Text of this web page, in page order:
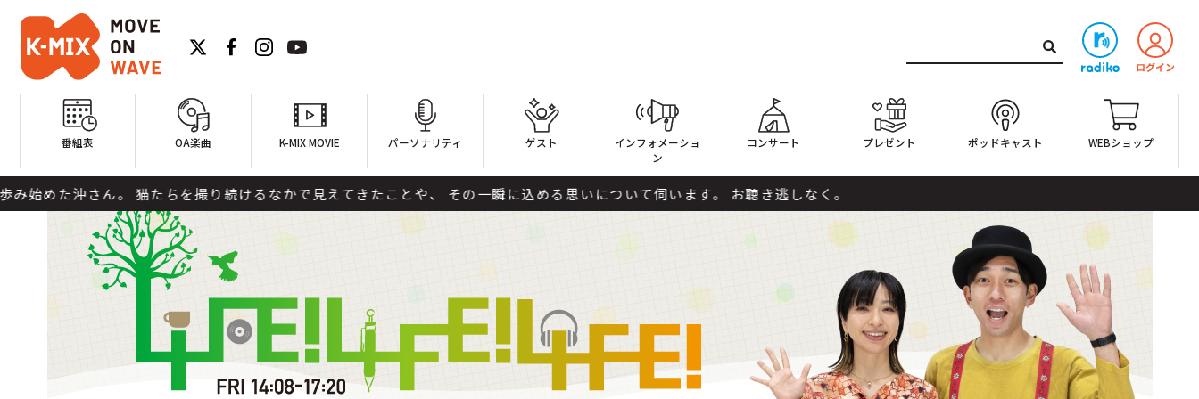
番組表 OA楽曲 K-MIX MOVIE パーソナリティ ゲスト
インフォメーショ
ン
コンサート プレゼント ポッドキャスト WEBショップ
猫たちを撮り続けるなかで見えてきたことや、 その一瞬に込める思いについて伺います。 お聴き逃しなく。